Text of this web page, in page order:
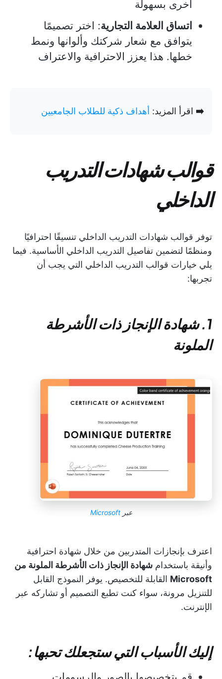
أخرى بسهولة
اتساق العلامة التجارية: اختر تصميمًا
يتوافق مع شعار شركتك وألوانها ونمط
خطها. هذا يعزز الاحترافية والاعتراف
➡️ اقرأ المزيد: أهداف ذكية للطلاب الجامعيين
قوالب شهادات التدريب
الداخلي
توفر قوالب شهادات التدريب الداخلي تنسيقًا احترافيًا
ومنظمًا لتضمين تفاصيل التدريب الداخلي الأساسية. فيما
يلي خيارات قوالب التدريب الداخلي التي يجب أن
تجربها:
1. شهادة الإنجاز ذات الأشرطة
الملونة
عبر Microsoft
اعترف بإنجازات المتدربين من خلال شهادة احترافية
وأنيقة باستخدام شهادة الإنجاز ذات الأشرطة الملونة من
Microsoft القابلة للتخصيص. يوفر النموذج القابل
للتنزيل مرونة، سواء كنت تطبع التصميم أو تشاركه عبر
الإنترنت.
إليك الأسباب التي ستجعلك تحبها: